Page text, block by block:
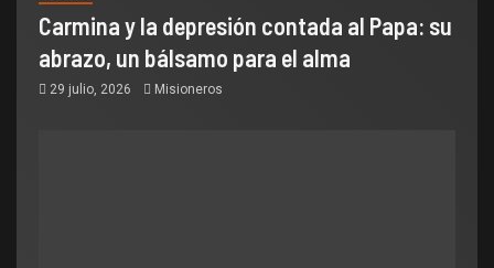
Carmina y la depresión contada al Papa: su
abrazo, un bálsamo para el alma
29 julio, 2026 Misioneros